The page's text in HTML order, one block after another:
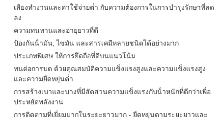
เสียงทํางานและค่าใช้จ่ายต่ํา กับความต้องการในการบํารุงรักษาที่ลด
ลง
ความทนทานและอายุยาวที่ดี
ป้องกันน้ํามัน, ไขมัน และสารเคมีหลายชนิดได้อย่างมาก
ประเภทพิเศษ ให้การยึดถือที่ดีบนแนวโน้ม
ทนต่อการบด ด้วยคุณสมบัติความแข็งแรงสูงและความแข็งแรงสูง
และความยืดหยุ่นต่ํา
การสร้างเบาและบางที่มีสัดส่วนความแข็งแรงกับน้ําหนักที่ดีกว่าเพื่อ
ประหยัดพลังงาน
การติดตามที่เยี่ยมมากในระยะยาวมาก - ยืดหยุ่นตามระยะยาวและ